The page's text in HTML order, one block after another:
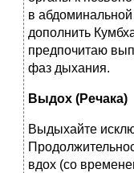
в
дополнить
предпочитаю
фаз дыхания.
Выдох (Речака)
Выдыхайте
вдох (со